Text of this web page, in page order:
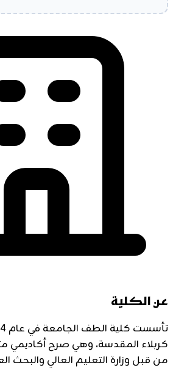
عن الكلية
كربلاء المقدسة، وهي صرح أكاديمي
من قبل وزارة التعليم العالي والبحث